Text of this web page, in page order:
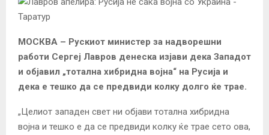
МОСКВА – Рускиот министер за надворешни
работи Сергеј Лавров денеска изјави дека Западот
и објавил „тотална хибридна војна“ на Русија и
дека е тешко да се предвиди колку долго ќе трае.
„Целиот западен свет ни објави тотална хибридна
војна и тешко е да се предвиди колку ќе трае сето ова,